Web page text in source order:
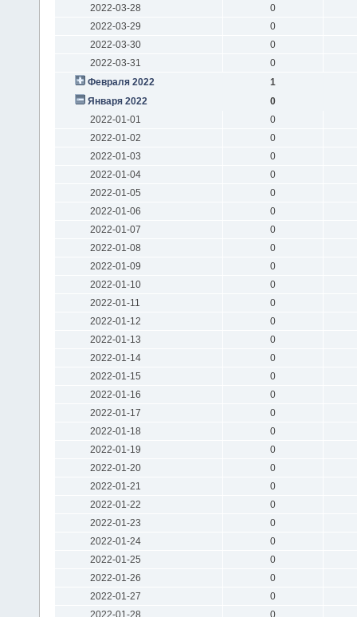
2022-03-28
0
2022-03-29
0
2022-03-30
0
2022-03-31
0
Февраля 2022
1
Января 2022
0
2022-01-01
0
2022-01-02
0
2022-01-03
0
2022-01-04
0
2022-01-05
0
2022-01-06
0
2022-01-07
0
2022-01-08
0
2022-01-09
0
2022-01-10
0
2022-01-11
0
2022-01-12
0
2022-01-13
0
2022-01-14
0
2022-01-15
0
2022-01-16
0
2022-01-17
0
2022-01-18
0
2022-01-19
0
2022-01-20
0
2022-01-21
0
2022-01-22
0
2022-01-23
0
2022-01-24
0
2022-01-25
0
2022-01-26
0
2022-01-27
0
2022-01-28
0